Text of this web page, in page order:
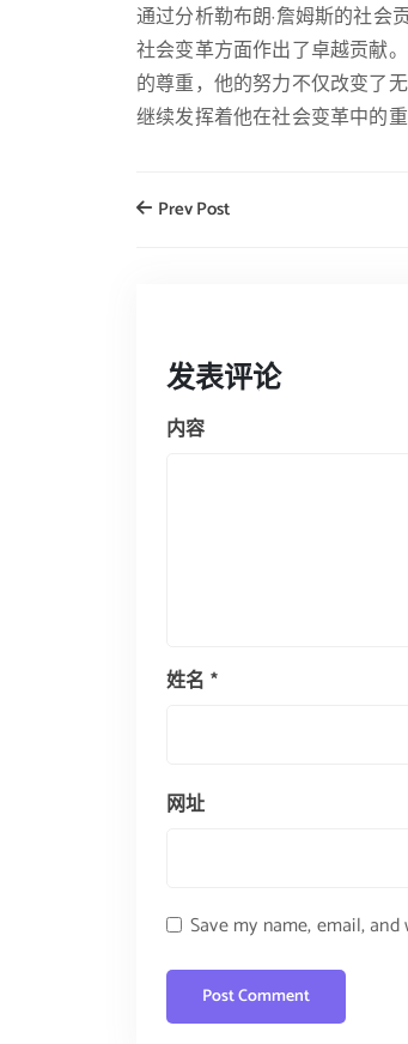
通过分析勒布朗·詹姆斯的社
社会变革方面作出了卓越贡献
的尊重，他的努力不仅改变了
继续发挥着他在社会变革中的重
Prev Post
发表评论
内容
姓名 *
网址
Save my name, email,